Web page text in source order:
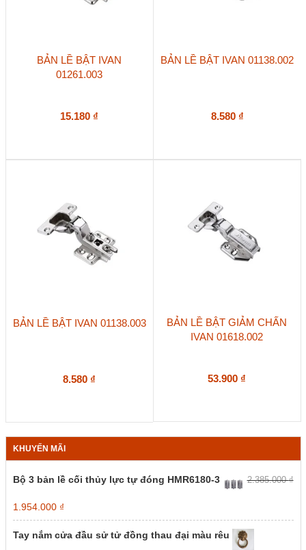
BẢN LỀ BẬT IVAN
01261.003
15.180 ₫
BẢN LỀ BẬT IVAN 01138.002
8.580 ₫
BẢN LỀ BẬT IVAN 01138.003
8.580 ₫
BẢN LỀ BẬT GIẢM CHẤN
IVAN 01618.002
53.900 ₫
KHUYẾN MÃI
Bộ 3 bản lề cối thủy lực tự đóng HMR6180-3 2.385.000₫
Giá
gốc
là:
2.385.000 ₫.
1.954.000 ₫Giá
hiện
tại
Tay nắm cửa đầu sử tử đồng thau đại màu rêu